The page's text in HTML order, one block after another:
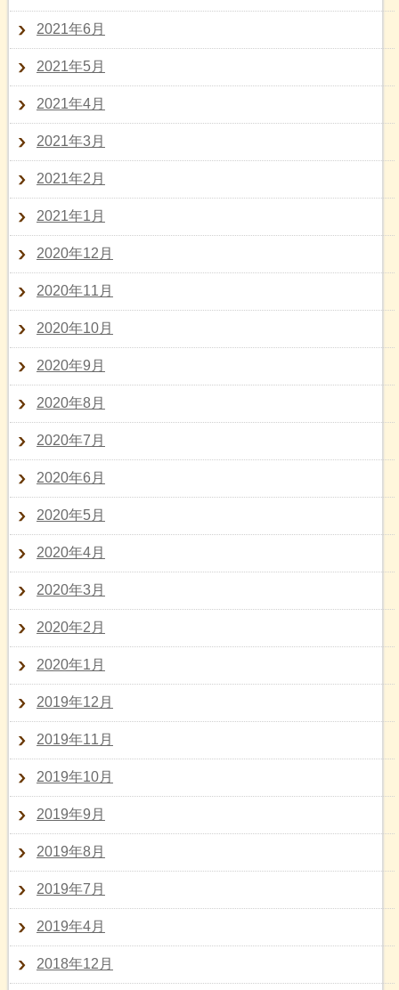
2021年6月
2021年5月
2021年4月
2021年3月
2021年2月
2021年1月
2020年12月
2020年11月
2020年10月
2020年9月
2020年8月
2020年7月
2020年6月
2020年5月
2020年4月
2020年3月
2020年2月
2020年1月
2019年12月
2019年11月
2019年10月
2019年9月
2019年8月
2019年7月
2019年4月
2018年12月